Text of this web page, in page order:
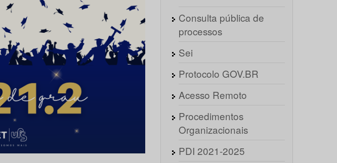
Consulta pública de
processos
Sei
Protocolo GOV.BR
Acesso Remoto
Procedimentos
Organizacionais
PDI 2021-2025